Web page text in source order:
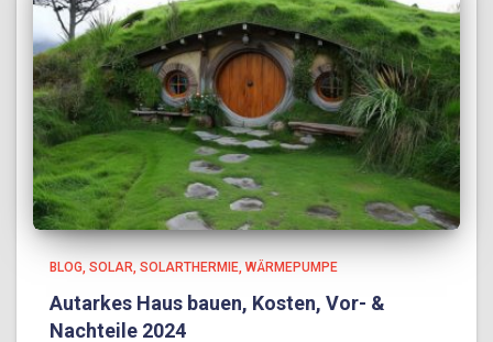
BLOG SOLAR SOLARTHERMIE WÄRMEPUMPE
Autarkes Haus bauen, Kosten, Vor- &
Nachteile 2024